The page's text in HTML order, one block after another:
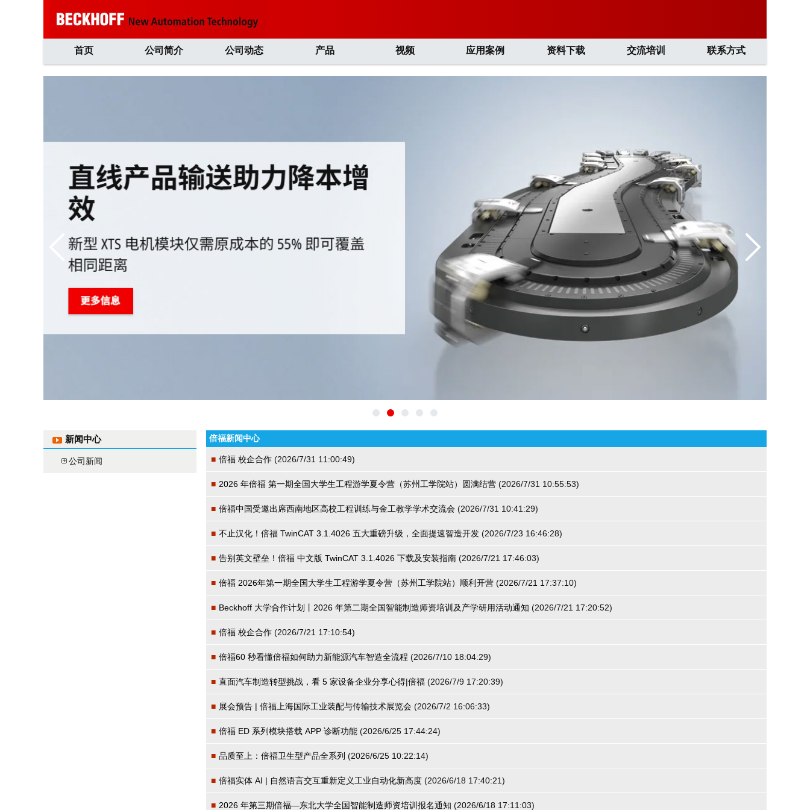
首页 公司简介 公司动态 产品 视频 应用案例 资料下载 交流培训 联系方式
新闻中心
公司新闻
倍福新闻中心
■ 倍福 校企合作 (2026/7/31 11:00:49)
■ 2026 年倍福 第一期全国大学生工程游学夏令营（苏州工学院站）圆满结营 (2026/7/31 10:55:53)
■ 倍福中国受邀出席西南地区高校工程训练与金工教学学术交流会 (2026/7/31 10:41:29)
■ 不止汉化！倍福 TwinCAT 3.1.4026 五大重磅升级，全面提速智造开发 (2026/7/23 16:46:28)
■ 告别英文壁垒！倍福 中文版 TwinCAT 3.1.4026 下载及安装指南 (2026/7/21 17:46:03)
■ 倍福 2026年第一期全国大学生工程游学夏令营（苏州工学院站）顺利开营 (2026/7/21 17:37:10)
■ Beckhoff 大学合作计划丨2026 年第二期全国智能制造师资培训及产学研用活动通知 (2026/7/21 17:20:52)
■ 倍福 校企合作 (2026/7/21 17:10:54)
■ 倍福60 秒看懂倍福如何助力新能源汽车智造全流程 (2026/7/10 18:04:29)
■ 直面汽车制造转型挑战，看 5 家设备企业分享心得|倍福 (2026/7/9 17:20:39)
■ 展会预告 | 倍福上海国际工业装配与传输技术展览会 (2026/7/2 16:06:33)
■ 倍福 ED 系列模块搭载 APP 诊断功能 (2026/6/25 17:44:24)
■ 品质至上：倍福卫生型产品全系列 (2026/6/25 10:22:14)
■ 倍福实体 AI | 自然语言交互重新定义工业自动化新高度 (2026/6/18 17:40:21)
■ 2026 年第三期倍福—东北大学全国智能制造师资培训报名通知 (2026/6/18 17:11:03)